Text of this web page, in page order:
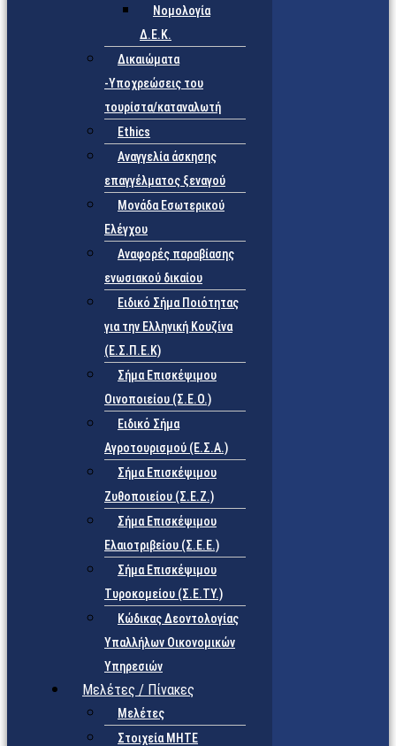
Νομολογία
Δ.Ε.Κ.
Δικαιώματα
-Υποχρεώσεις του
τουρίστα/καταναλωτή
Ethics
Αναγγελία άσκησης
επαγγέλματος ξεναγού
Μονάδα Εσωτερικού
Ελέγχου
Αναφορές παραβίασης
ενωσιακού δικαίου
Ειδικό Σήμα Ποιότητας
για την Ελληνική Κουζίνα
(Ε.Σ.Π.Ε.Κ)
Σήμα Επισκέψιμου
Οινοποιείου (Σ.Ε.Ο.)
Ειδικό Σήμα
Αγροτουρισμού (Ε.Σ.Α.)
Σήμα Επισκέψιμου
Ζυθοποιείου (Σ.Ε.Ζ.)
Σήμα Επισκέψιμου
Ελαιοτριβείου (Σ.Ε.Ε.)
Σήμα Επισκέψιμου
Τυροκομείου (Σ.Ε.TY.)
Κώδικας Δεοντολογίας
Υπαλλήλων Οικονομικών
Υπηρεσιών
Μελέτες / Πίνακες
Μελέτες
Στοιχεία ΜΗΤΕ